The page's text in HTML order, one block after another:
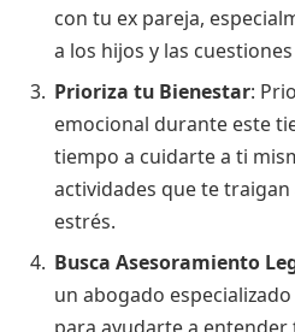
con tu ex pareja,
a los hijos y las
Prioriza tu Bienestar:
emocional durante este
tiempo a cuidarte a ti
actividades que te
estrés.
Busca Asesoramiento
un abogado